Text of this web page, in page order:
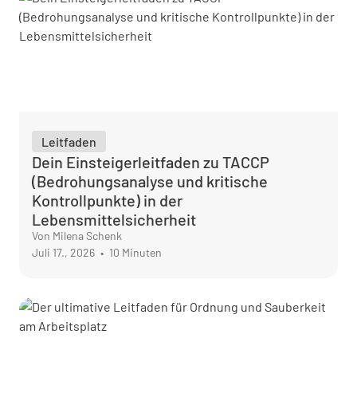
Leitfaden
Dein Einsteigerleitfaden zu TACCP
(Bedrohungsanalyse und kritische
Kontrollpunkte) in der
Lebensmittelsicherheit
Von Milena Schenk
Juli 17., 2026 • 10 Minuten